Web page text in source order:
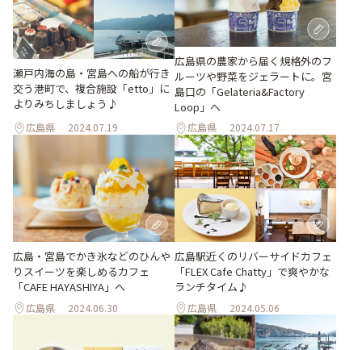
瀬戸内海の島・宮島への船が行き
交う港町で、複合施設「etto」に
よりみちしましょう♪
広島県 2024.07.19
広島県の農家から届く規格外のフ
ルーツや野菜をジェラートに。宮
島口の「Gelateria&Factory
Loop」へ
広島県 2024.07.17
広島・宮島でかき氷などのひんや
りスイーツを楽しめるカフェ
「CAFE HAYASHIYA」へ
広島県 2024.06.30
広島駅近くのリバーサイドカフェ
「FLEX Cafe Chatty」で爽やかな
ランチタイム♪
広島県 2024.05.06